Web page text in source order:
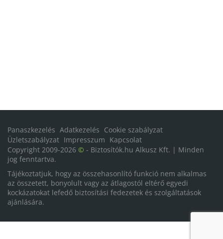
Panaszkezelés Adatkezelés Cookie szabályzat
Üzletszabályzat Impresszum Kapcsolat
Copyright 2009-2026 © - Biztosítók.hu Alkusz Kft. | Minden
jog fenntartva.
Tájékoztatjuk, hogy az összehasonlító funkció nem alkalmas
az összetett, bonyolult vagy az átlagostól eltérő egyedi
kockázatokat lefedő biztosítási fedezetek és szolgáltatások
ajánlására.